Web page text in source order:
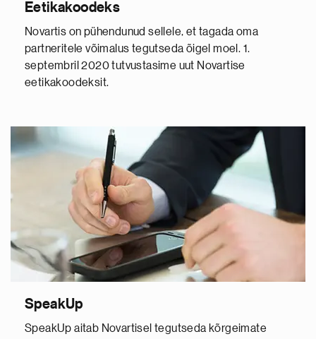
Eetikakoodeks
Novartis on pühendunud sellele, et tagada oma
partneritele võimalus tegutseda õigel moel. 1.
septembril 2020 tutvustasime uut Novartise
eetikakoodeksit.
SpeakUp
SpeakUp aitab Novartisel tegutseda kõrgeimate